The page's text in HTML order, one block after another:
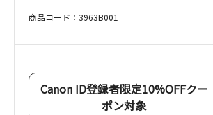
商品コード：3963B001
Canon ID登録者限定10%OFFクー
ポン対象